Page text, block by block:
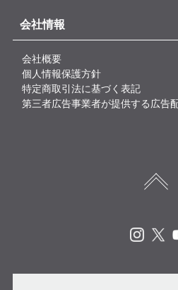
会社情報
会社概要
個人情報保護方針
特定商取引法に基づく表記
第三者広告事業者が提供する広告